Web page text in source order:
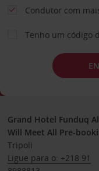
Condutor com
Tenho um código
Grand Hotel Funduq
Will Meet All Pre-
Tripoli
Ligue para o: +218 91